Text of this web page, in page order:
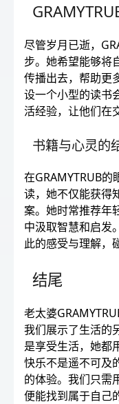
尽管岁月已逝，
步。她希望能够将
传播出去，帮助更
设一个小型的读书
活经验，让他们在
书籍与心灵的
在GRAMYTRUB
读，她不仅能获得
案。她时常推荐年
中汲取智慧和启发
此的感受与理解，
结尾
老太婆
我们展示了生活的
是享受生活，她都
快乐不是遥不可及
的体验。我们只需
便能找到属于自己